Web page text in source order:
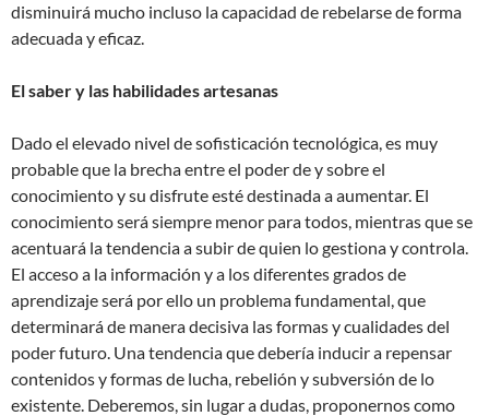
disminuirá mucho incluso la capacidad de rebelarse de forma
adecuada y eficaz.
El saber y las habilidades artesanas
Dado el elevado nivel de sofisticación tecnológica, es muy
probable que la brecha entre el poder de y sobre el
conocimiento y su disfrute esté destinada a aumentar. El
conocimiento será siempre menor para todos, mientras que se
acentuará la tendencia a subir de quien lo gestiona y controla.
El acceso a la información y a los diferentes grados de
aprendizaje será por ello un problema fundamental, que
determinará de manera decisiva las formas y cualidades del
poder futuro. Una tendencia que debería inducir a repensar
contenidos y formas de lucha, rebelión y subversión de lo
existente. Deberemos, sin lugar a dudas, proponernos como